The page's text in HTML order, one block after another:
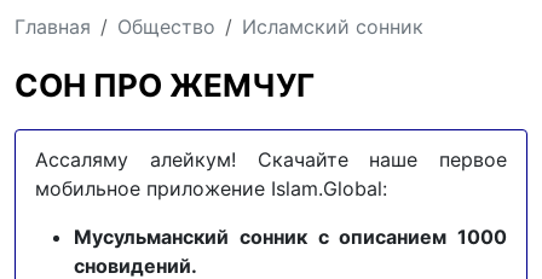
Главная Общество Исламский сонник
СОН ПРО ЖЕМЧУГ
Ассаляму алейкум! Скачайте наше первое
мобильное приложение Islam.Global:
Мусульманский сонник с описанием 1000
сновидений.